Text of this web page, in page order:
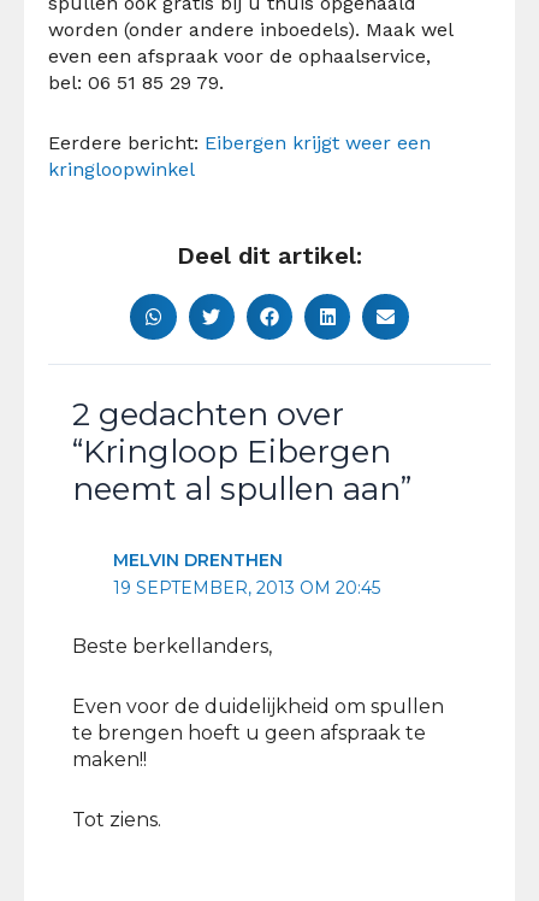
worden (onder andere inboedels). Maak wel
even een afspraak voor de ophaalservice,
bel: 06 51 85 29 79.
Eerdere bericht: Eibergen krijgt weer een
kringloopwinkel
Deel dit artikel:
2 gedachten over
“Kringloop Eibergen
neemt al spullen aan”
MELVIN DRENTHEN
19 SEPTEMBER, 2013 OM 20:45
Beste berkellanders,
Even voor de duidelijkheid om spullen
te brengen hoeft u geen afspraak te
maken!!
Tot ziens.